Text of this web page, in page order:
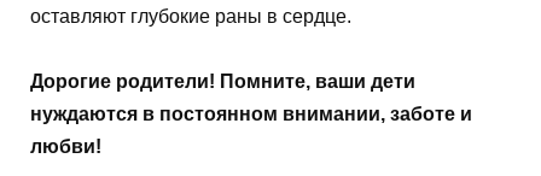
оставляют глубокие раны в сердце.
Дорогие родители! Помните, ваши дети
нуждаются в постоянном внимании, заботе и
любви!